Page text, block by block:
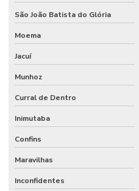
São João Batista do Glória
Moema
Jacuí
Munhoz
Curral de Dentro
Inimutaba
Confins
Maravilhas
Inconfidentes